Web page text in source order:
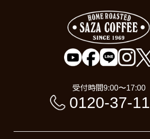
受付時間9:00〜17:00
0120-37-